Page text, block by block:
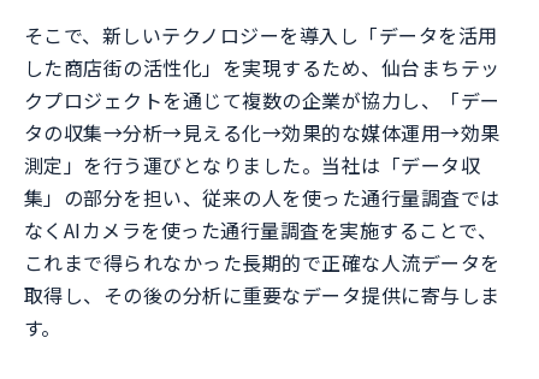
そこで、新しいテクノロジーを導入し「データを活用
した商店街の活性化」を実現するため、仙台まちテッ
クプロジェクトを通じて複数の企業が協力し、「デー
タの収集→分析→見える化→効果的な媒体運用→効果
測定」を行う運びとなりました。当社は「データ収
集」の部分を担い、従来の人を使った通行量調査では
なくAIカメラを使った通行量調査を実施することで、
これまで得られなかった長期的で正確な人流データを
取得し、その後の分析に重要なデータ提供に寄与しま
す。